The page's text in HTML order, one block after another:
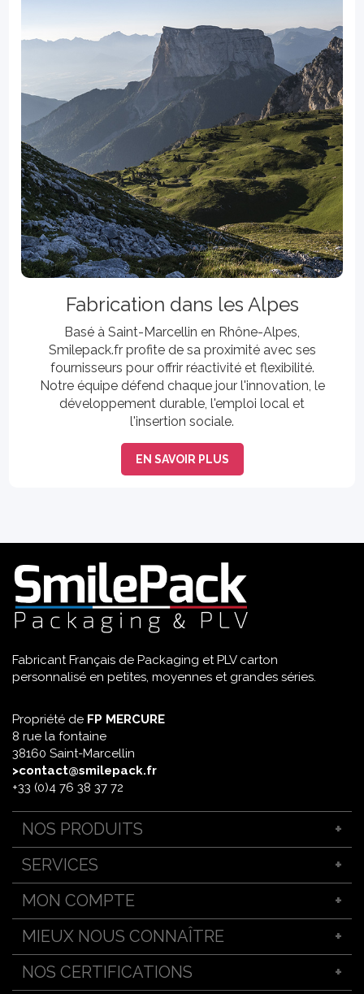
Fabrication dans les Alpes
Basé à Saint-Marcellin en Rhône-Alpes,
Smilepack.fr profite de sa proximité avec ses
fournisseurs pour offrir réactivité et flexibilité.
Notre équipe défend chaque jour l'innovation, le
développement durable, l'emploi local et
l'insertion sociale.
EN SAVOIR PLUS
Fabricant Français de Packaging et PLV carton
personnalisé en petites, moyennes et grandes séries.
Propriété de FP MERCURE
8 rue la fontaine
38160 Saint-Marcellin
>contact@smilepack.fr
+33 (0)4 76 38 37 72
NOS PRODUITS
Packaging sur mesure
Support PLV personnalisé
PLV linéaire
Boîte personnalisable
Boîte carton fond semi-automatique
Boîte fond automatique
Étui fourreau sur mesure
SERVICES
Emballage sur-mesure
Bien choisir son étui
Ennoblissement et finitions premium
L'impression en muli-références
Prototype d'emballage
Services et conseils
MON COMPTE
Se connecter
MIEUX NOUS CONNAÎTRE
Qui sommes-nous ?
Contactez-nous
NOS CERTIFICATIONS